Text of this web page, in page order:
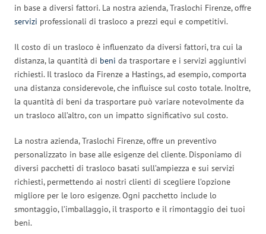
in base a diversi fattori. La nostra azienda, Traslochi Firenze, offre
servizi professionali di trasloco a prezzi equi e competitivi.
Il costo di un trasloco è influenzato da diversi fattori, tra cui la
distanza, la quantità di beni da trasportare e i servizi aggiuntivi
richiesti. Il trasloco da Firenze a Hastings, ad esempio, comporta
una distanza considerevole, che influisce sul costo totale. Inoltre,
la quantità di beni da trasportare può variare notevolmente da
un trasloco all’altro, con un impatto significativo sul costo.
La nostra azienda, Traslochi Firenze, offre un preventivo
personalizzato in base alle esigenze del cliente. Disponiamo di
diversi pacchetti di trasloco basati sull’ampiezza e sui servizi
richiesti, permettendo ai nostri clienti di scegliere l’opzione
migliore per le loro esigenze. Ogni pacchetto include lo
smontaggio, l’imballaggio, il trasporto e il rimontaggio dei tuoi
beni.